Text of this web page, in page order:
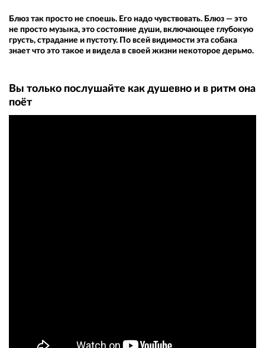
Блюз так просто не споешь. Его надо чувствовать. Блюз — это
не просто музыка, это состояние души, включающее глубокую
грусть, страдание и пустоту. По всей видимости эта собака
знает что это такое и видела в своей жизни некоторое дерьмо.
Вы только послушайте как душевно и в ритм она
поёт